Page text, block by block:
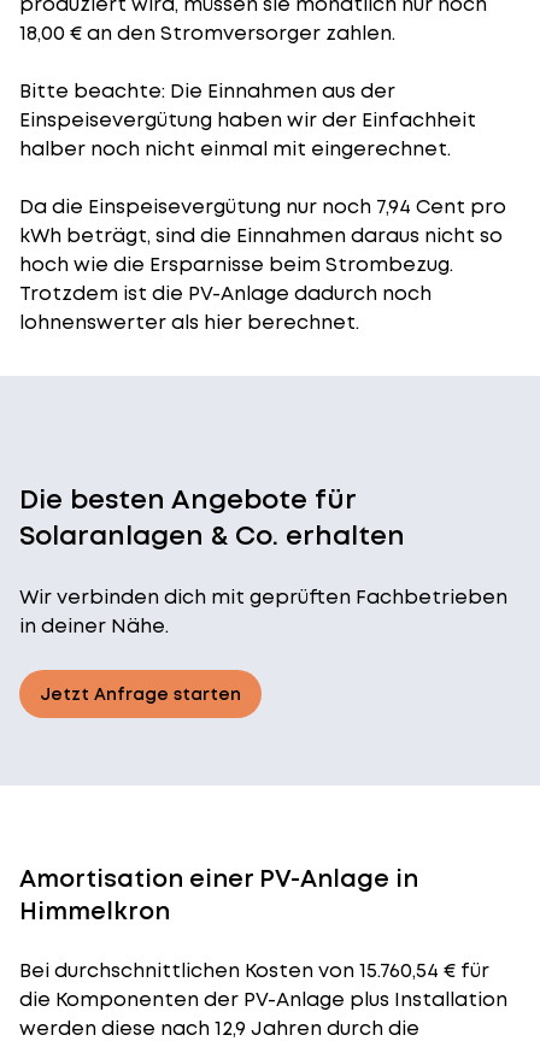
18,00 € an den Stromversorger zahlen.
Bitte beachte: Die Einnahmen aus der
Einspeisevergütung haben wir der Einfachheit
halber noch nicht einmal mit eingerechnet.
Da die Einspeisevergütung nur noch 7,94 Cent pro
kWh beträgt, sind die Einnahmen daraus nicht so
hoch wie die Ersparnisse beim Strombezug.
Trotzdem ist die PV-Anlage dadurch noch
lohnenswerter als hier berechnet.
Die besten Angebote für
Solaranlagen & Co. erhalten
Wir verbinden dich mit geprüften Fachbetrieben
in deiner Nähe.
Jetzt Anfrage starten
Amortisation einer PV-Anlage in
Himmelkron
Bei durchschnittlichen Kostenvon 15.760,54 € für
die Komponenten der PV-Anlage plus Installation
werden diese nach 12,9 Jahren durch die